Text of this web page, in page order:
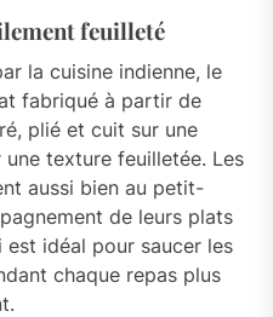
feuilleté
la cuisine indienne, le
fabriqué à partir de
plié et cuit sur une
une texture feuilletée. Les
aussi bien au petit-
de leurs plats
idéal pour saucer les
chaque repas plus